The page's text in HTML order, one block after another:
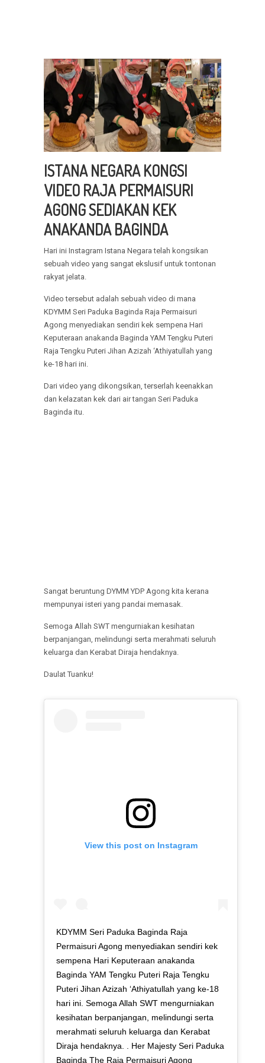
ISTANA NEGARA KONGSI
VIDEO RAJA PERMAISURI
AGONG SEDIAKAN KEK
ANAKANDA BAGINDA
Hari ini Instagram Istana Negara telah kongsikan
sebuah video yang sangat ekslusif untuk tontonan
rakyat jelata.
Video tersebut adalah sebuah video di mana
KDYMM Seri Paduka Baginda Raja Permaisuri
Agong menyediakan sendiri kek sempena Hari
Keputeraan anakanda Baginda YAM Tengku Puteri
Raja Tengku Puteri Jihan Azizah ‘Athiyatullah yang
ke-18 hari ini.
Dari video yang dikongsikan, terserlah keenakkan
dan kelazatan kek dari air tangan Seri Paduka
Baginda itu.
Sangat beruntung DYMM YDP Agong kita kerana
mempunyai isteri yang pandai memasak.
Semoga Allah SWT mengurniakan kesihatan
berpanjangan, melindungi serta merahmati seluruh
keluarga dan Kerabat Diraja hendaknya.
Daulat Tuanku!
View this post on Instagram
KDYMM Seri Paduka Baginda Raja
Permaisuri Agong menyediakan sendiri kek
sempena Hari Keputeraan anakanda
Baginda YAM Tengku Puteri Raja Tengku
Puteri Jihan Azizah ‘Athiyatullah yang ke-18
hari ini. Semoga Allah SWT mengurniakan
kesihatan berpanjangan, melindungi serta
merahmati seluruh keluarga dan Kerabat
Diraja hendaknya. . Her Majesty Seri Paduka
Baginda The Raja Permaisuri Agong